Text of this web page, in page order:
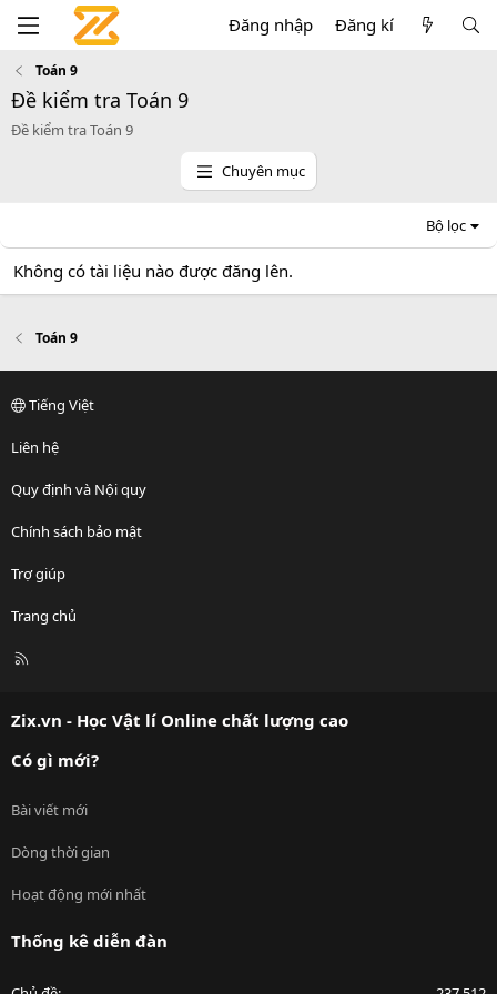
Đăng nhập Đăng kí
Toán 9
Đề kiểm tra Toán 9
Đề kiểm tra Toán 9
Chuyên mục
Bộ lọc
Không có tài liệu nào được đăng lên.
Toán 9
Tiếng Việt
Liên hệ
Quy định và Nội quy
Chính sách bảo mật
Trợ giúp
Trang chủ
R
Zix.vn - Học Vật lí Online chất lượng cao
Có gì mới?
Bài viết mới
Dòng thời gian
Hoạt động mới nhất
Thống kê diễn đàn